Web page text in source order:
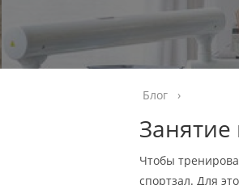
Блог ›
Занятие
Чтобы
спортзал. Для